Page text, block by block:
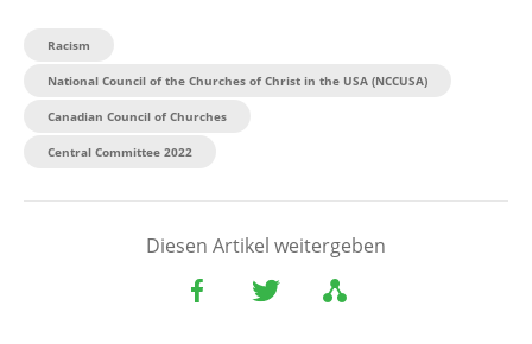
Racism
National Council of the Churches of Christ in the USA (NCCUSA)
Canadian Council of Churches
Central Committee 2022
Diesen Artikel weitergeben